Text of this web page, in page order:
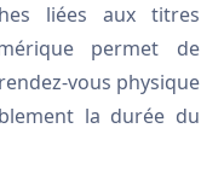
liées aux titres
permet de
vous physique
la durée du